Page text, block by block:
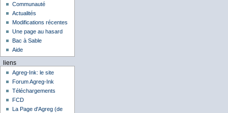
Communauté
Actualités
Modifications récentes
Une page au hasard
Bac à Sable
Aide
liens
Agreg-Ink: le site
Forum Agreg-Ink
Téléchargements
FCD
La Page d'Agreg (de